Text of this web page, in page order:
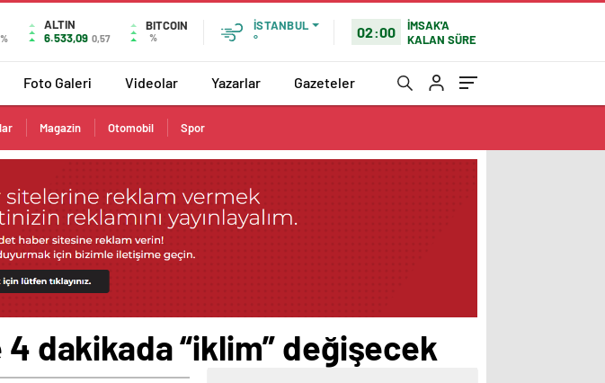
ALTIN
6.533,09 0,57
BITCOIN
%
İSTANBUL
°
02:00
İMSAK'A
KALAN SÜRE
Foto Galeri Videolar Yazarlar Gazeteler
Magazin Otomobil Spor
dakikada “iklim” değişecek